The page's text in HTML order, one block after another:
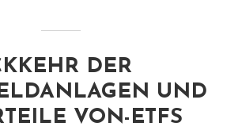
DER
UND
VON-ETFS